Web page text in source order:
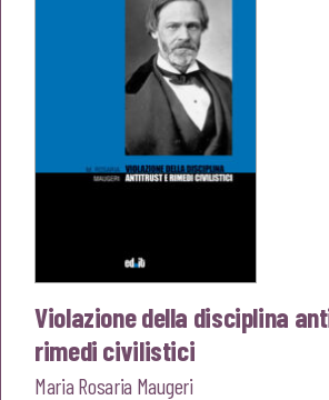
€10,00.€9,50.
Violazione della disciplina
rimedi civilistici
Maria Rosaria Maugeri